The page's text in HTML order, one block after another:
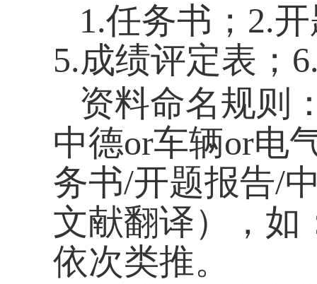
1.任务书； 2.
5.成绩评定表；
资料命名规则
中德or车辆or电
务书/开题报告/
文献翻译），如
依次类推。